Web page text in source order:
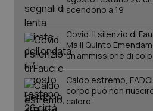
scendono a 19
Covid. Il silenzio di
Ma il Quinto
un’ammissione di
Caldo estremo,
corpo può non
calore”